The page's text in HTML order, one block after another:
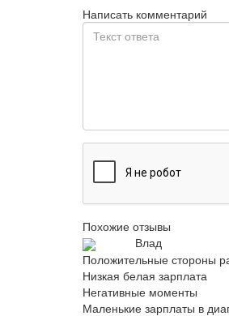
Написать комментарий
Похожие отзывы
Влад
Положительные стороны
Низкая белая зарплата
Негативные моменты
Маленькие зарплаты в